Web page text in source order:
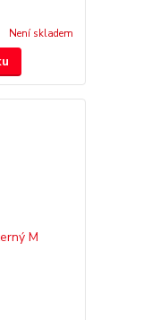
Není skladem